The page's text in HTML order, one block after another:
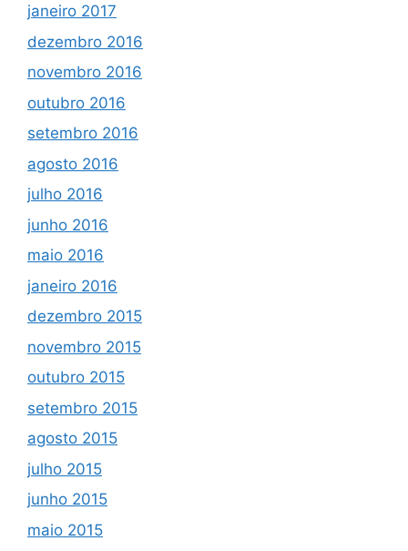
janeiro 2017
dezembro 2016
novembro 2016
outubro 2016
setembro 2016
agosto 2016
julho 2016
junho 2016
maio 2016
janeiro 2016
dezembro 2015
novembro 2015
outubro 2015
setembro 2015
agosto 2015
julho 2015
junho 2015
maio 2015